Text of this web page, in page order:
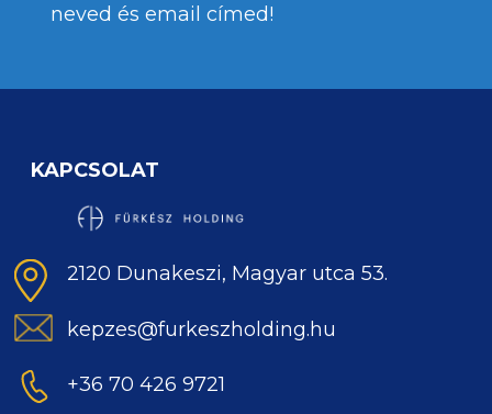
neved és email címed!
KAPCSOLAT
2120 Dunakeszi, Magyar utca 53.
kepzes@furkeszholding.hu
+36 70 426 9721